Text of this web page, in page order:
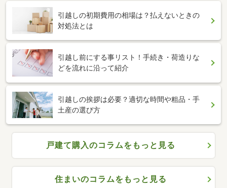
引越しの初期費用の相場は？払えないときの
対処法とは
引越し前にする事リスト！手続き・荷造りな
どを流れに沿って紹介
引越しの挨拶は必要？適切な時間や粗品・手
土産の選び方
戸建て購入のコラムをもっと見る
住まいのコラムをもっと見る